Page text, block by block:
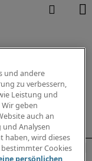
und andere
zu verbessern,
Leistung und
geben
auch an
Analysen
haben, wird dieses
Cookies